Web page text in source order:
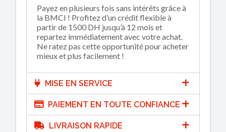
Payez en plusieurs fois sans intérêts grâce à
la BMCI ! Profitez d’un crédit flexible à
partir de 1500 DH jusqu’à 12 mois et
repartez immédiatement avec votre achat.
Ne ratez pas cette opportunité pour acheter
mieux et plus facilement !
MISE EN SERVICE
PAIEMENT EN TOUTE CONFIANCE
LIVRAISON RAPIDE